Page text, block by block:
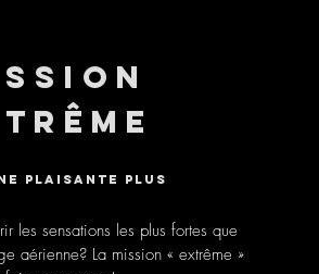
plaisante plus
les sensations les plus fortes que
aérienne? La mission « extrême »